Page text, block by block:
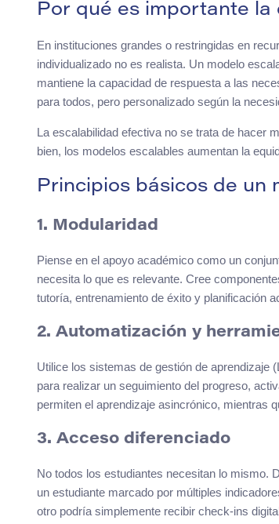
Por qué es importante la
En instituciones grandes o restringidas en
individualizado no es realista. Un modelo
mantiene la capacidad de respuesta a las
para todos, pero personalizado según la
La escalabilidad efectiva no se trata de hacer
bien, los modelos escalables aumentan la
Principios básicos de un
1. Modularidad
Piense en el apoyo académico como un
necesita lo que es relevante. Cree
tutoría, entrenamiento de éxito y planificación
2. Automatización y
Utilice los sistemas de gestión de aprendizaje
para realizar un seguimiento del progreso,
permiten el aprendizaje asincrónico, mientras
3. Acceso diferenciado
No todos los estudiantes necesitan lo mismo.
un estudiante marcado por múltiples
otro podría simplemente recibir check-ins